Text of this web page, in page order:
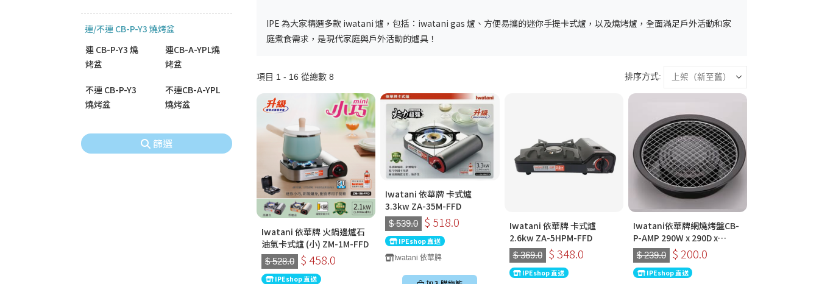
連/不連 CB-P-Y3 燒烤盆
連 CB-P-Y3 燒
烤盆
不連 CB-P-Y3
燒烤盆
連CB-A-YPL燒
烤盆
不連CB-A-YPL
燒烤盆
篩選
IPE 為大家精選多款 iwatani 爐 ，包括： iwatani gas 爐 、方便易攜的迷你手提卡式爐，以及燒烤爐，全面滿足戶外活動和家
庭煮食需求，是現代家庭與戶外活動的爐具！
項目 1 - 16 從總數 8 排序方式:
Iwatani 依華牌 火鍋邊爐石
油氣卡式爐 (小) ZM-1M-FFD
$ 528.0 $ 458.0
IPEshop 直送
Iwatani 依華牌 卡式爐
3.3kw ZA-35M-FFD
$ 539.0 $ 518.0
IPEshop 直送
Iwatani 依華牌
Iwatani 依華牌 卡式爐
2.6kw ZA-5HPM-FFD
$ 369.0 $ 348.0
IPEshop 直送
Iwatani依華牌網燒烤盤CB-
P-AMP 290W x 290D x
72Hmm
$ 239.0 $ 200.0
IPEshop 直送